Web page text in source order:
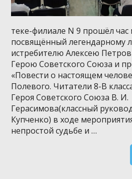
теке-филиале N 9 прошёл час
посвящённый легендарному
истребителю Алексею
Герою Советского Союза и
«Повести о настоящем
Полевого. Читатели 8-В
Героя Советского Союза В. И.
Герасимова(классный
Купченко) в ходе
непростой судьбе и …